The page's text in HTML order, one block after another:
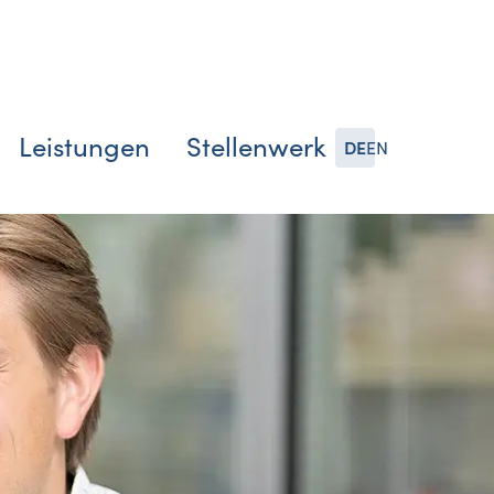
Leistungen Stellenwerk DEEN